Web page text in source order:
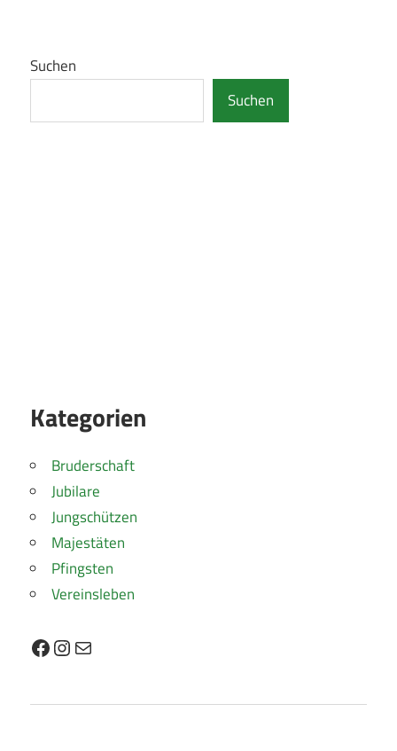
Suchen
Suchen
Kategorien
Bruderschaft
Jubilare
Jungschützen
Majestäten
Pfingsten
Vereinsleben
Facebook
Instagram
E-Mail